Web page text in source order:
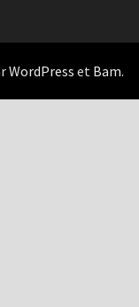
WordPress et Bam.